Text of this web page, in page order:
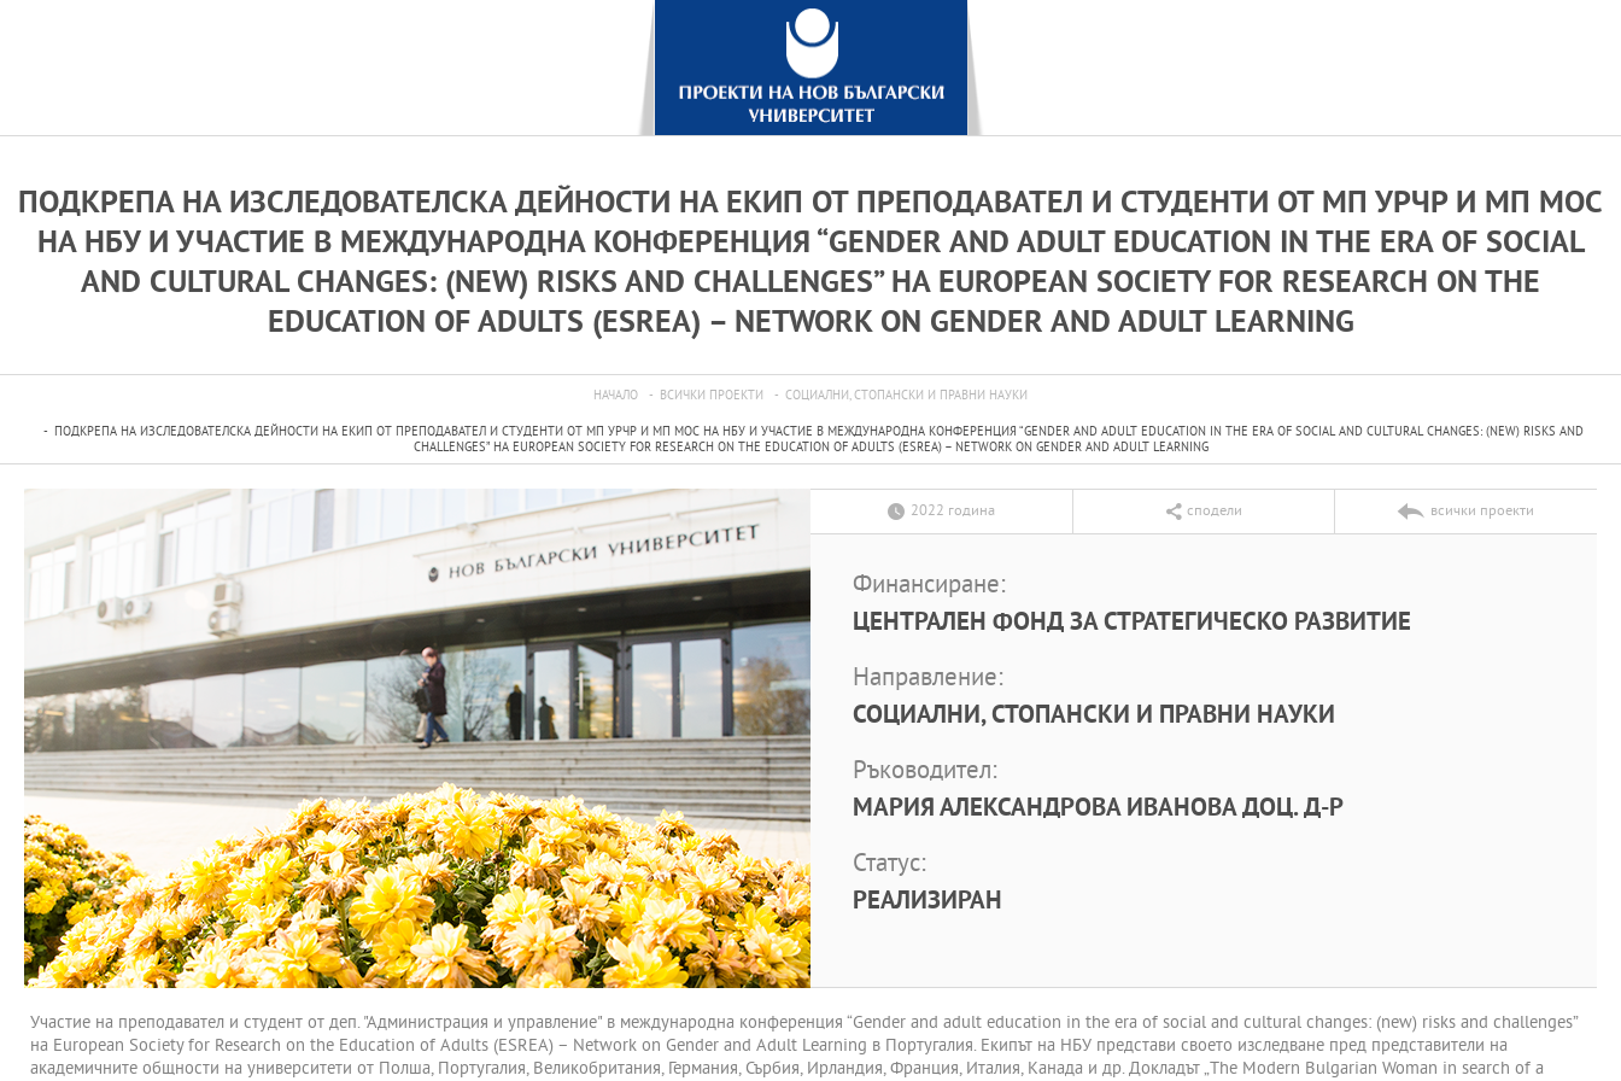
ПОДКРЕПА НА ИЗСЛЕДОВАТЕЛСКА ДЕЙНОСТИ НА ЕКИП ОТ ПРЕПОДАВАТЕЛ И СТУДЕНТИ ОТ МП УРЧР И МП МОС
НА НБУ И УЧАСТИЕ В МЕЖДУНАРОДНА КОНФЕРЕНЦИЯ “GENDER AND ADULT EDUCATION IN THE ERA OF SOCIAL
AND CULTURAL CHANGES: (NEW) RISKS AND CHALLENGES” НА EUROPEAN SOCIETY FOR RESEARCH ON THE
EDUCATION OF ADULTS (ESREA) – NETWORK ON GENDER AND ADULT LEARNING
НАЧАЛО ВСИЧКИ ПРОЕКТИ СОЦИАЛНИ, СТОПАНСКИ И ПРАВНИ НАУКИ
ПОДКРЕПА НА ИЗСЛЕДОВАТЕЛСКА ДЕЙНОСТИ НА ЕКИП ОТ ПРЕПОДАВАТЕЛ И СТУДЕНТИ ОТ МП УРЧР И МП МОС НА НБУ И УЧАСТИЕ В МЕЖДУНАРОДНА КОНФЕРЕНЦИЯ “GENDER AND ADULT EDUCATION IN THE ERA OF SOCIAL AND CULTURAL CHANGES: (NEW) RISKS AND
CHALLENGES” НА EUROPEAN SOCIETY FOR RESEARCH ON THE EDUCATION OF ADULTS (ESREA) – NETWORK ON GENDER AND ADULT LEARNING
2022 година сподели всички проекти
Финансиране:
ЦЕНТРАЛЕН ФОНД ЗА СТРАТЕГИЧЕСКО РАЗВИТИЕ
Направление:
СОЦИАЛНИ, СТОПАНСКИ И ПРАВНИ НАУКИ
Ръководител:
МАРИЯ АЛЕКСАНДРОВА ИВАНОВА ДОЦ. Д-Р
Статус:
РЕАЛИЗИРАН
Участие на преподавател и студент от деп. "Администрация и управление" в международна конференция “Gender and adult education in the era of social and cultural changes: (new) risks and challenges”
на European Society for Research on the Education of Adults (ESREA) – Network on Gender and Adult Learning в Португалия. Екипът на НБУ представи своето изследване пред представители на
академичните общности на университети от Полша, Португалия, Великобритания, Германия, Сърбия, Ирландия, Франция, Италия, Канада и др. Докладът „The Modern Bulgarian Woman in search of a